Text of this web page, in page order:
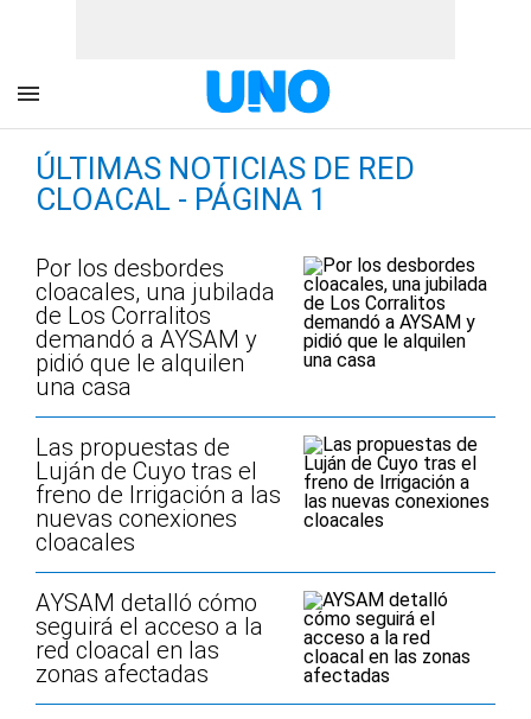
ÚLTIMAS NOTICIAS DE RED
CLOACAL - PÁGINA 1
Por los desbordes
cloacales, una jubilada
de Los Corralitos
demandó a AYSAM y
pidió que le alquilen
una casa
Las propuestas de
Luján de Cuyo tras el
freno de Irrigación a las
nuevas conexiones
cloacales
AYSAM detalló cómo
seguirá el acceso a la
red cloacal en las
zonas afectadas